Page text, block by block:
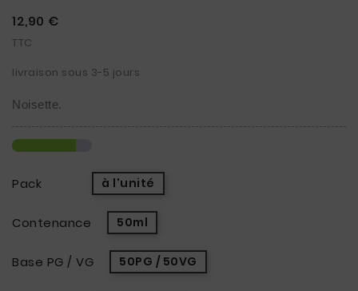
12,90 €
TTC
livraison sous 3-5 jours
Noisette.
Pack à l'unité
Contenance 50ml
Base PG / VG 50PG / 50VG